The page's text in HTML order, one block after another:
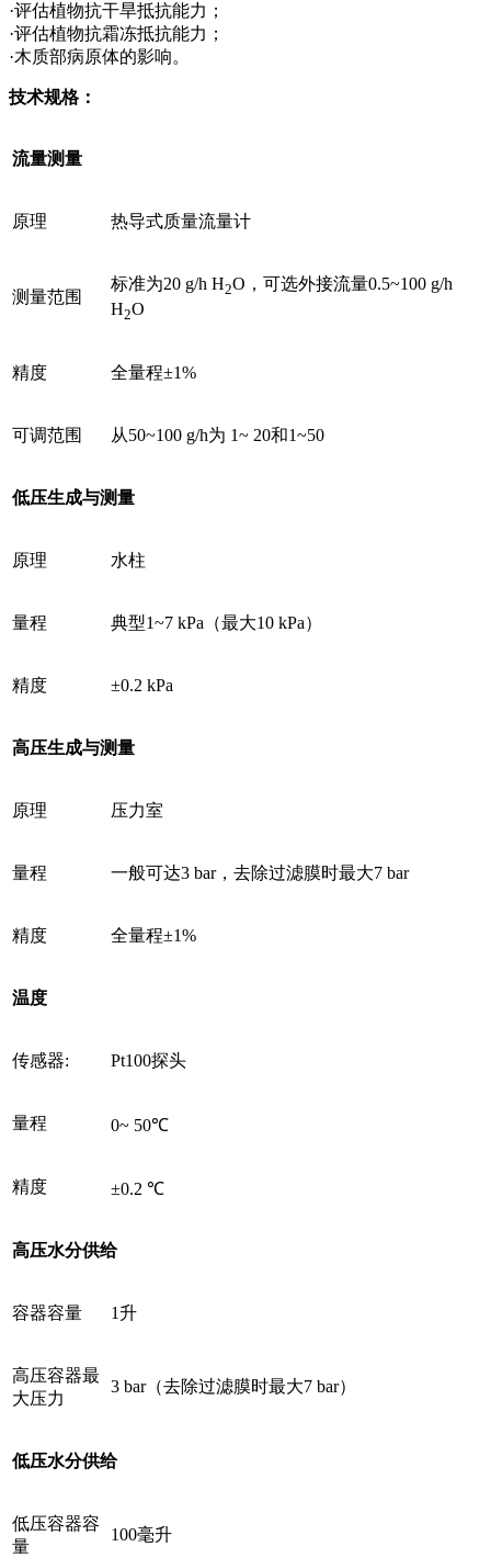
·评估植物抗干旱抵抗能力；
·评估植物抗霜冻抵抗能力；
·木质部病原体的影响。
技术规格：
流量测量
原理 热导式质量流量计
测量范围
标准为20 g/h H2O，可选外接流量0.5~100 g/h
H2O
精度 全量程±1%
可调范围 从50~100 g/h为 1~ 20和1~50
低压生成与测量
原理 水柱
量程 典型1~7 kPa（最大10 kPa）
精度 ±0.2 kPa
高压生成与测量
原理 压力室
量程 一般可达3 bar，去除过滤膜时最大7 bar
精度 全量程±1%
温度
传感器: Pt100探头
量程 0~ 50℃
精度 ±0.2 ℃
高压水分供给
容器容量 1升
高压容器最
大压力
3 bar（去除过滤膜时最大7 bar）
低压水分供给
低压容器容
量
100毫升